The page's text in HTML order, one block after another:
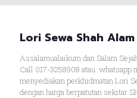
Lori Sewa Shah
Assalamualaikum dan Salam
Call 017-3258908 atau whatsapp
menyediakan perkhidmatan Lori
dengan harga berpatutan sekitar